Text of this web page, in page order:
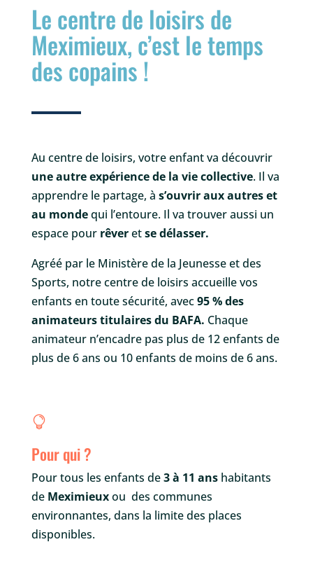
Le centre de loisirs de
Meximieux, c’est le temps
des copains !
Au centre de loisirs, votre enfant va découvrir
une autre expérience de la vie collective. Il va
apprendre le partage, à s’ouvrir aux autres et
au mondequi l’entoure. Il va trouver aussi un
espace pour rêveretse délasser.
Agréé par le Ministère de la Jeunesse et des
Sports, notre centre de loisirs accueille vos
enfants en toute sécurité, avec95 % des
animateurs titulaires du BAFA. Chaque
animateur n’encadre pas plus de 12 enfants de
plus de 6 ans ou 10 enfants de moins de 6 ans.

Pour qui ?
Pour tous les enfants de3 à 11 anshabitants
de Meximieuxou des communes
environnantes, dans la limite des places
disponibles.